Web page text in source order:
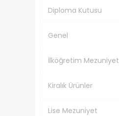
Diploma Kutusu
Genel
İlköğretim Mezuniyet
Kiralık Ürünler
Lise Mezuniyet